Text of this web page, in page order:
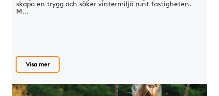
skapa en trygg och säker vintermiljö runt fastigheten.
M…
Visa mer